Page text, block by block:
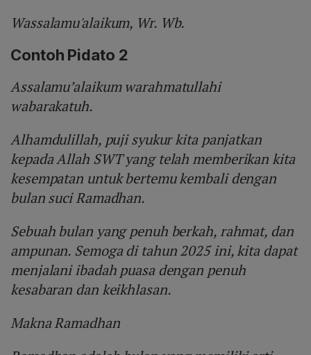
Wassalamu'alaikum, Wr. Wb.
Contoh Pidato 2
Assalamu’alaikum warahmatullahi
wabarakatuh.
Alhamdulillah, puji syukur kita panjatkan
kepada Allah SWT yang telah memberikan kita
kesempatan untuk bertemu kembali dengan
bulan suci Ramadhan.
Sebuah bulan yang penuh berkah, rahmat, dan
ampunan. Semoga di tahun 2025 ini, kita dapat
menjalani ibadah puasa dengan penuh
kesabaran dan keikhlasan.
Makna Ramadhan